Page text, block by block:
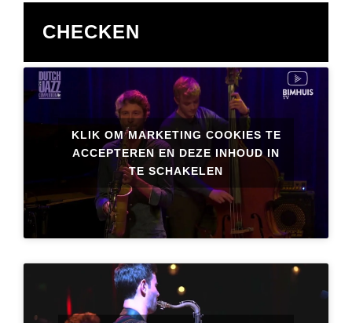
CHECKEN
KLIK OM MARKETING COOKIES TE
ACCEPTEREN EN DEZE INHOUD IN
TE SCHAKELEN